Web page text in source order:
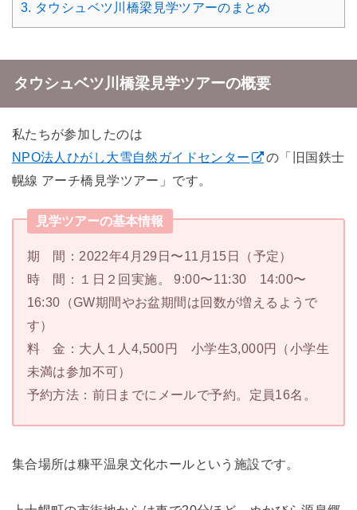
3. タウシュベツ川橋梁見学ツアーのまとめ
タウシュベツ川橋梁見学ツアーの概要
私たちが参加したのは
NPO法人ひがし大雪自然ガイドセンター
の「旧国鉄士
幌線 アーチ橋見学ツアー」です。
見学ツアーの基本情報
期 間：2022年4月29日〜11月15日（予定）
時 間：１日２回実施。 9:00〜11:30 14:00〜
16:30（GW期間やお盆期間は回数が増えるようで
す）
料 金：大人１人4,500円 小学生3,000円（小学生
未満は参加不可）
予約方法：前日までにメールで予約。定員16名。
集合場所は糠平温泉文化ホールという施設です。